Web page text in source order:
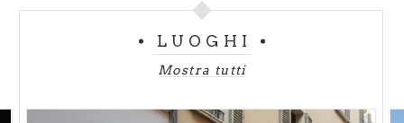
LUOGHI
Mostra tutti